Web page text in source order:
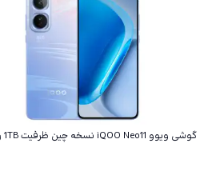
گوشی ویوو iQOO Neo11 نسخه چین ظرفیت 1TB رم 16GB